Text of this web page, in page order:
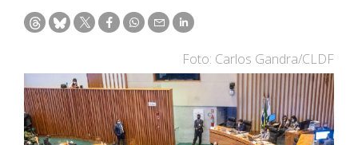
Foto: Carlos Gandra/CLDF